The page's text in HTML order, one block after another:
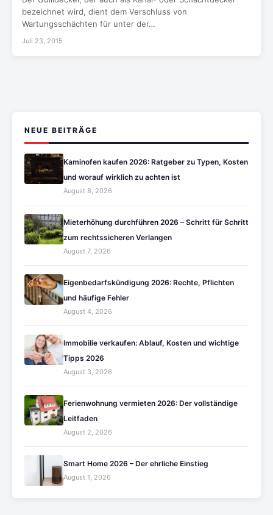
bezeichnet wird, dient dem Verschluss von
Wartungsschächten für unter der…
Juli 23, 2015
NEUE BEITRÄGE
Kaminofen kaufen 2026: Ratgeber zu Typen, Kosten
und worauf wirklich zu achten ist
August 8, 2026
Mieterhöhung durchführen 2026 – Schritt für Schritt
zum rechtssicheren Verlangen
August 7, 2026
Eigenbedarfskündigung 2026: Rechte, Pflichten
und häufige Fehler
August 4, 2026
Immobilie verkaufen: Ablauf, Kosten und wichtige
Tipps 2026
August 3, 2026
Ferienwohnung vermieten 2026: Der vollständige
Leitfaden
August 2, 2026
Smart Home 2026 – Der ehrliche Einstieg
August 1, 2026